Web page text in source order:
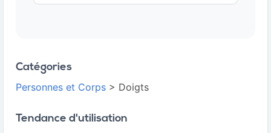
Catégories
Personnes et Corps > Doigts
Tendance d'utilisation